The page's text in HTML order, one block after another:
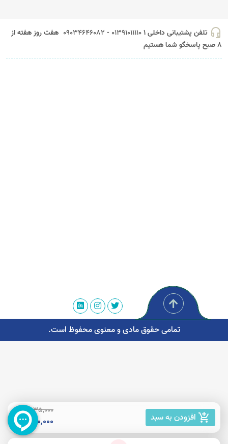
add_shopping_cart افزودن به سبد
35,000 تومان
20,000 تومان
headset_mic تلفن پشتیبانی داخلی 1 01391011110 - 09034646082
هفت روز هفته از
8 صبح پاسخگو شما هستیم
تمامی حقوق مادی و معنوی محفوظ است.